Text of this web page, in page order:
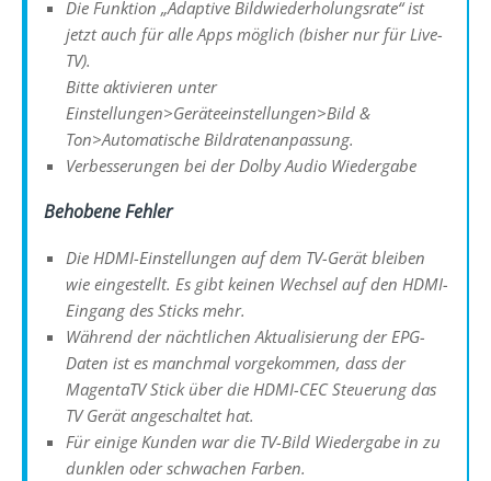
Die Funktion „Adaptive Bildwiederholungsrate“ ist
jetzt auch für alle Apps möglich (bisher nur für Live-
TV).
Bitte aktivieren unter
Einstellungen>Geräteeinstellungen>Bild &
Ton>Automatische Bildratenanpassung.
Verbesserungen bei der Dolby Audio Wiedergabe
Behobene Fehler
Die HDMI-Einstellungen auf dem TV-Gerät bleiben
wie eingestellt. Es gibt keinen Wechsel auf den HDMI-
Eingang des Sticks mehr.
Während der nächtlichen Aktualisierung der EPG-
Daten ist es manchmal vorgekommen, dass der
MagentaTV Stick über die HDMI-CEC Steuerung das
TV Gerät angeschaltet hat.
Für einige Kunden war die TV-Bild Wiedergabe in zu
dunklen oder schwachen Farben.